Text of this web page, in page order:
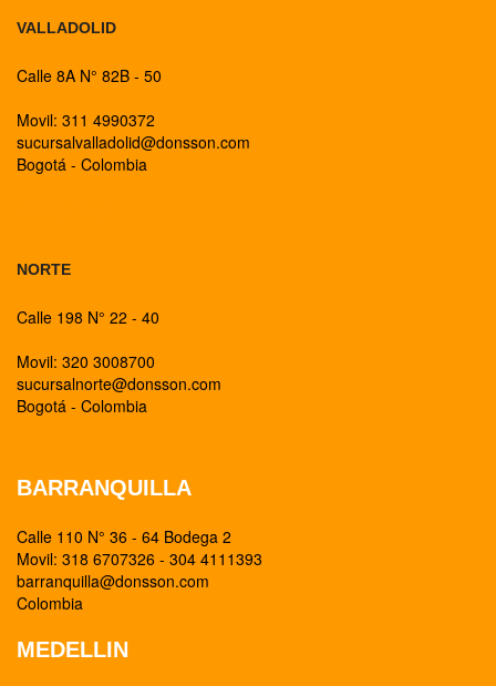
VALLADOLID
Calle 8A N° 82B - 50
Movil: 311 4990372
sucursalvalladolid@donsson.com
Bogotá - Colombia
NORTE
Calle 198 N° 22 - 40
Movil: 320 3008700
sucursalnorte@donsson.com
Bogotá - Colombia
BARRANQUILLA
Calle 110 N° 36 - 64 Bodega 2
Movil: 318 6707326 - 304 4111393
barranquilla@donsson.com
Colombia
MEDELLIN